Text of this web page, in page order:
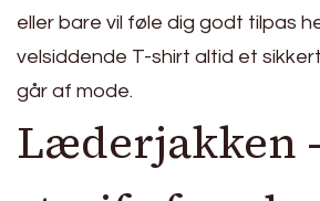
eller bare vil føle dig godt tilpas
velsiddende T-shirt altid et
går af mode.
Læderjakken